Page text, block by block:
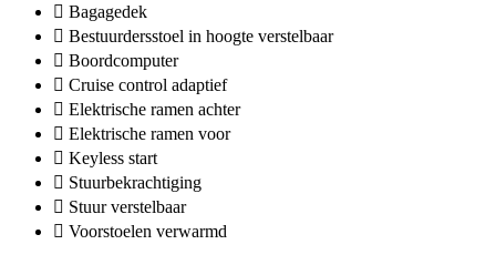
Bagagedek
Bestuurdersstoel in hoogte verstelbaar
Boordcomputer
Cruise control adaptief
Elektrische ramen achter
Elektrische ramen voor
Keyless start
Stuurbekrachtiging
Stuur verstelbaar
Voorstoelen verwarmd